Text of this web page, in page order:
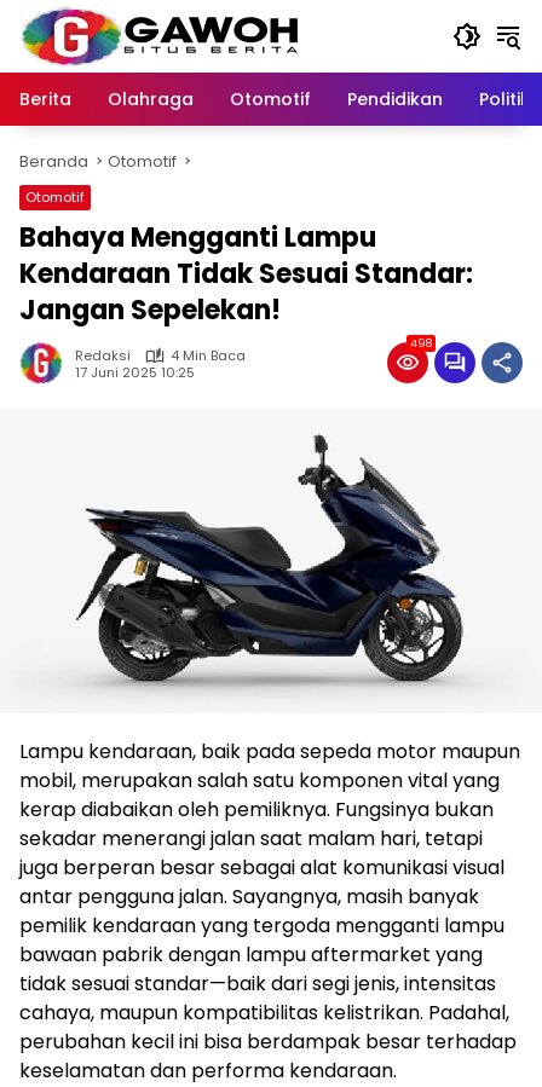
Langsung
konten
Berita
Olahraga Otomotif Pendidikan Politik
Beranda Otomotif
Otomotif
Bahaya Mengganti Lampu
Kendaraan Tidak Sesuai Standar:
Jangan Sepelekan!
Redaksi
4 Min Baca
17 Juni 2025 10:25
498
Lampu kendaraan, baik pada sepeda motor maupun
mobil, merupakan salah satu komponen vital yang
kerap diabaikan oleh pemiliknya. Fungsinya bukan
sekadar menerangi jalan saat malam hari, tetapi
juga berperan besar sebagai alat komunikasi visual
antar pengguna jalan. Sayangnya, masih banyak
pemilik kendaraan yang tergoda mengganti lampu
bawaan pabrik dengan lampu aftermarket yang
tidak sesuai standar—baik dari segi jenis, intensitas
cahaya, maupun kompatibilitas kelistrikan. Padahal,
perubahan kecil ini bisa berdampak besar terhadap
keselamatan dan performa kendaraan.